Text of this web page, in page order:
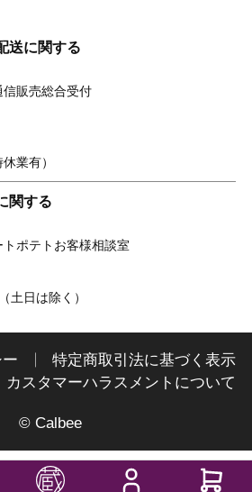
送に関する
販売総合受付
業有）
関する
ポテトお客様相談室
日は除く）
特定商取引法に基づく表示
カスタマーハラスメントについて
© Calbee